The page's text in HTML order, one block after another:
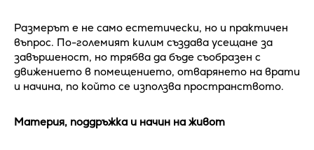
Размерът е не само естетически, но и практичен
въпрос. По-големият килим създава усещане за
завършеност, но трябва да бъде съобразен с
движението в помещението, отварянето на врати
и начина, по който се използва пространството.
Материя, поддръжка и начин на живот